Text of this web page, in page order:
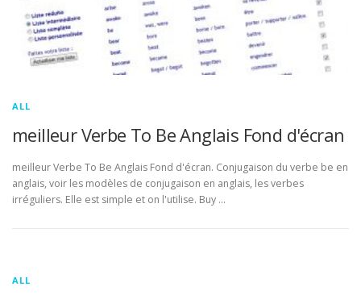
ALL
meilleur Verbe To Be Anglais Fond d'écran
meilleur Verbe To Be Anglais Fond d'écran. Conjugaison du verbe be en
anglais, voir les modèles de conjugaison en anglais, les verbes
irréguliers. Elle est simple et on l'utilise. Buy …
ALL